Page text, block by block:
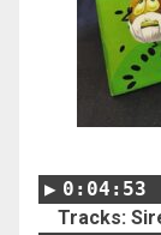
0:04:53
Tracks: